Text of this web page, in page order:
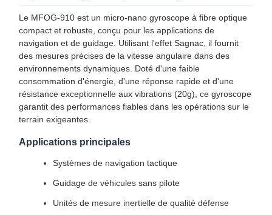
Le MFOG-910 est un micro-nano gyroscope à fibre optique
compact et robuste, conçu pour les applications de
navigation et de guidage. Utilisant l'effet Sagnac, il fournit
des mesures précises de la vitesse angulaire dans des
environnements dynamiques. Doté d'une faible
consommation d'énergie, d'une réponse rapide et d'une
résistance exceptionnelle aux vibrations (20g), ce gyroscope
garantit des performances fiables dans les opérations sur le
terrain exigeantes.
Applications principales
Systèmes de navigation tactique
Guidage de véhicules sans pilote
Unités de mesure inertielle de qualité défense